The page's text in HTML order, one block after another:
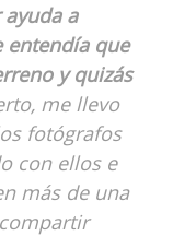
a
entendía que
y quizás
me llevo
fotógrafos
con ellos e
más de una